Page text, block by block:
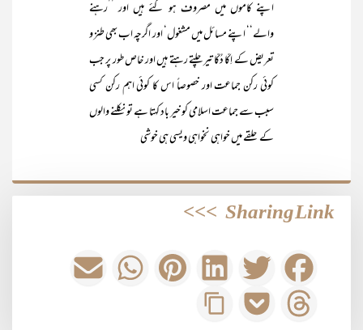
اپنے کاموں میں مصروف ہو گئے ہیں اور ’’رہنے
والے‘‘ اپنے مسائل میں مشغول‘ اور اگرچہ اب بھی طنز و
تعریض کے اِکّا دُکّا تیر چلتے رہتے ہیں اور خاص طور پر جب
کوئی رکن جماعت اور خصوصاً اس کا کوئی اہم رکن کسی
سبب سے جماعت اسلامی کو خیر باد کہتا ہے تو نکلنے والوں
کے حلقے میں خواہی نخواہی ویسی ہی خوشی
Sharing Link
>>>